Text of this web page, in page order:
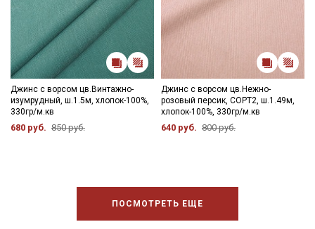
Джинс с ворсом цв.Винтажно-
изумрудный, ш.1.5м, хлопок-100%,
330гр/м.кв
680 руб. 850 руб.
Джинс с ворсом цв.Нежно-
розовый персик, СОРТ2, ш.1.49м,
хлопок-100%, 330гр/м.кв
640 руб. 800 руб.
ПОСМОТРЕТЬ ЕЩЕ